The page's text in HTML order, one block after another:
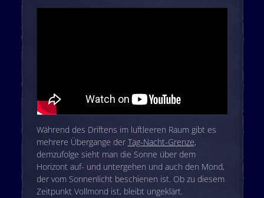
Während des Driftens im luftleeren Raum gibt es
mehrere Übergange der Tag-Nacht-Grenze,
demzufolge sieht man die Sonne über dem
Horizont auf- und untergehen und auch den Mond,
der vom Sonnenlicht beschienen ist. Ob zu diesem
Zeitpunkt Vollmond ist, bleibt ungeklärt.